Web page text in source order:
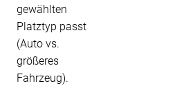
gewählten
Platztyp passt
(Auto vs.
größeres
Fahrzeug).